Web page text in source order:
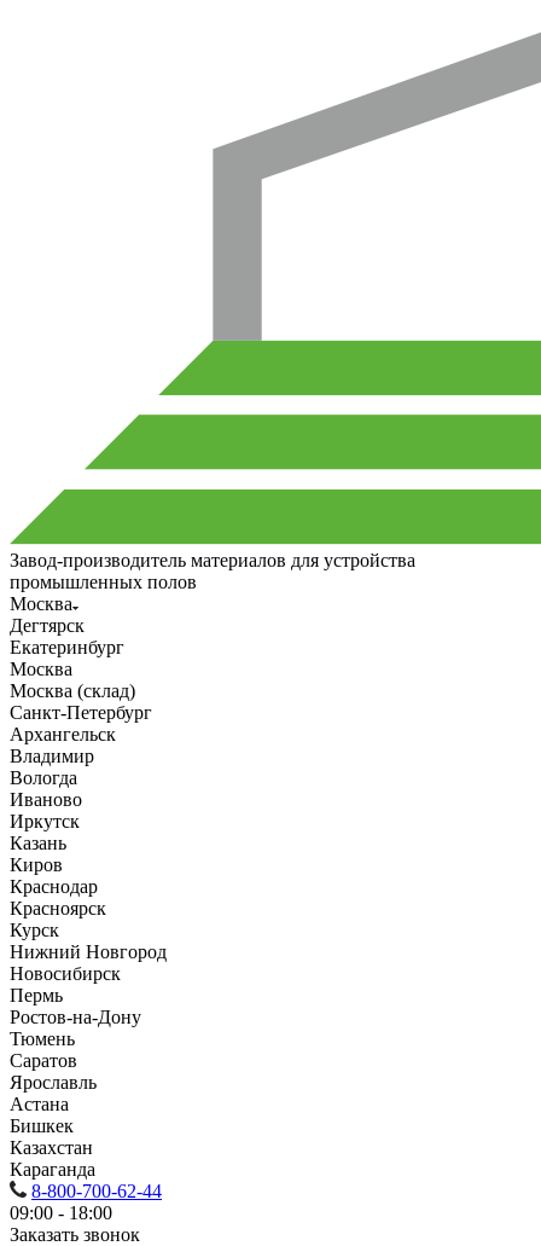
Завод-производитель материалов для устройства
промышленных полов
Москва
Дегтярск
Екатеринбург
Москва
Москва (склад)
Санкт-Петербург
Архангельск
Владимир
Вологда
Иваново
Иркутск
Казань
Киров
Краснодар
Красноярск
Курск
Нижний Новгород
Новосибирск
Пермь
Ростов-на-Дону
Тюмень
Саратов
Ярославль
Астана
Бишкек
Казахстан
Караганда
8-800-700-62-44
09:00 - 18:00
Заказать звонок